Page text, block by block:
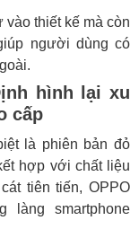
vào thiết kế mà còn
người dùng có
hình lại xu
cấp
là phiên bản đỏ
hợp với chất liệu
tiên tiến, OPPO
làng smartphone